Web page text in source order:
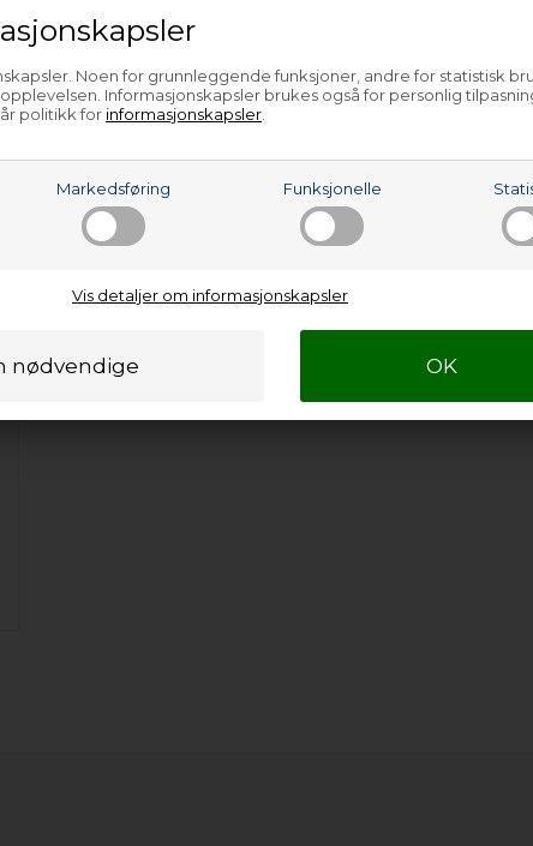
Noen for grunnleggende funksjoner, andre for statistisk
Informasjonskapsler brukes også for personlig
politikk for informasjonskapsler
Markedsføring Funksjonelle
Vis detaljer om informasjonskapsler